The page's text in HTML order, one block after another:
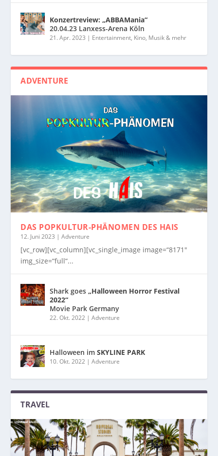
Konzertreview: „ABBAMania“
20.04.23 Lanxess-Arena Köln
21. Apr. 2023 | Entertainment, Kino, Musik & mehr
ADVENTURE
DAS POPKULTUR-PHÄNOMEN DES HAIS
12. Juni 2023 |Adventure
[vc_row][vc_column][vc_single_image image=“8171″
img_size=“full“...
Shark goes„Halloween Horror Festival
2022“
Movie Park Germany
22. Okt. 2022 |Adventure
Halloween imSKYLINE PARK
10. Okt. 2022 |Adventure
TRAVEL